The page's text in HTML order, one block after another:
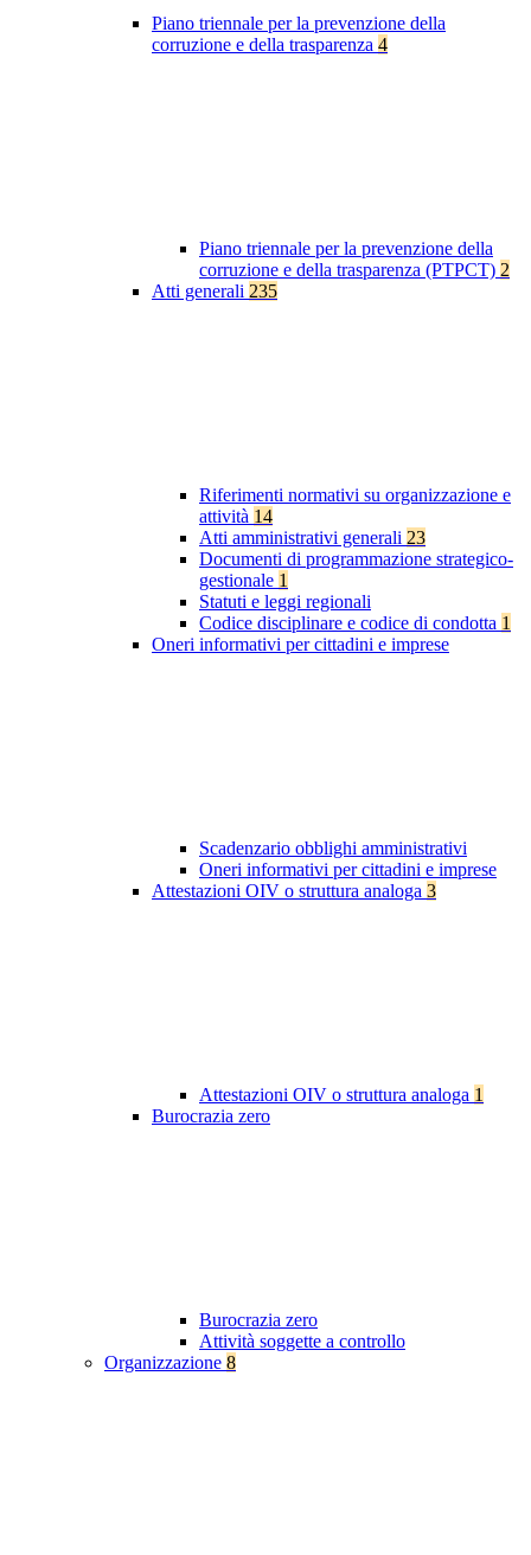
Piano triennale per la prevenzione della
corruzione e della trasparenza 4
Piano triennale per la prevenzione della
corruzione e della trasparenza (PTPCT) 2
Atti generali 235
Riferimenti normativi su organizzazione e
attività 14
Atti amministrativi generali 23
Documenti di programmazione strategico-
gestionale 1
Statuti e leggi regionali
Codice disciplinare e codice di condotta 1
Oneri informativi per cittadini e imprese
Scadenzario obblighi amministrativi
Oneri informativi per cittadini e imprese
Attestazioni OIV o struttura analoga 3
Attestazioni OIV o struttura analoga 1
Burocrazia zero
Burocrazia zero
Attività soggette a controllo
Organizzazione 8